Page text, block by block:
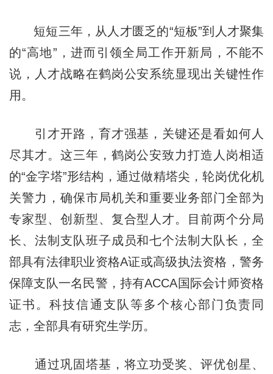
短短三年，从人才匮乏的“短板”到人才聚集
的“高地”，进而引领全局工作开新局，不能不
说，人才战略在鹤岗公安系统显现出关键性作
用。
引才开路，育才强基，关键还是看如何人
尽其才。这三年，鹤岗公安致力打造人岗相适
的“金字塔”形结构，通过做精塔尖，轮岗优化机
关警力，确保市局机关和重要业务部门全部为
专家型、创新型、复合型人才。目前两个分局
长、法制支队班子成员和七个法制大队长，全
部具有法律职业资格A证或高级执法资格，警务
保障支队一名民警，持有ACCA国际会计师资格
证书。科技信通支队等多个核心部门负责同
志，全部具有研究生学历。
通过巩固塔基，将立功受奖、评优创星、